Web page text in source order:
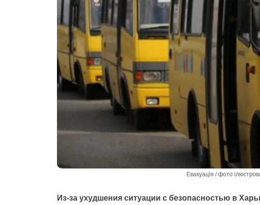
Евакуація / фото
Из-за ухудшения ситуации с безопасностью в